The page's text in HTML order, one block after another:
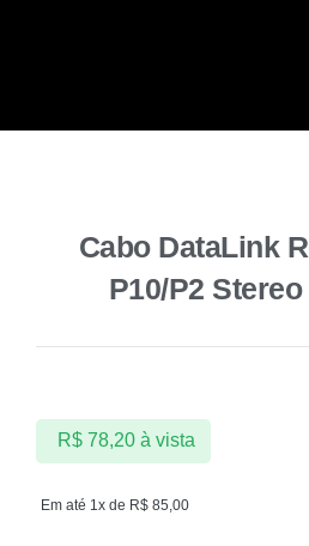
Cabo DataLink
P10/P2
Em até 1x de R$ 85,00
R$78,20 à vista